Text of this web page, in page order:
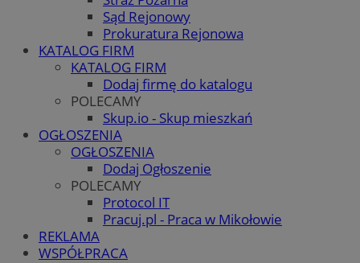
Sąd Rejonowy
Prokuratura Rejonowa
KATALOG FIRM
KATALOG FIRM
Dodaj firmę do katalogu
POLECAMY
Skup.io - Skup mieszkań
OGŁOSZENIA
OGŁOSZENIA
Dodaj Ogłoszenie
POLECAMY
Protocol IT
Pracuj.pl - Praca w Mikołowie
REKLAMA
WSPÓŁPRACA